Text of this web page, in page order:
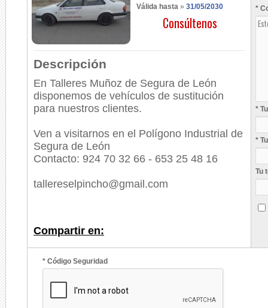
Válida hasta » 31/05/2030
Consúltenos
Descripción
En Talleres Muñoz de Segura de León
disponemos de vehículos de sustitución
para nuestros clientes.
Ven a visitarnos en el Polígono Industrial de
Segura de León
Contacto: 924 70 32 66 - 653 25 48 16
tallereselpincho@gmail.com
Compartir en:
*
*
*
Tu
* Código Seguridad